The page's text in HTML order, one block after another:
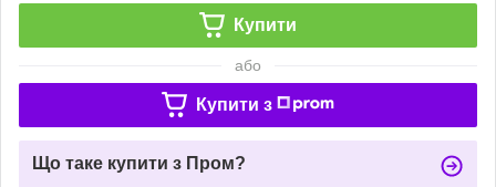
Купити
або
Купити з
Що таке купити з Пром?